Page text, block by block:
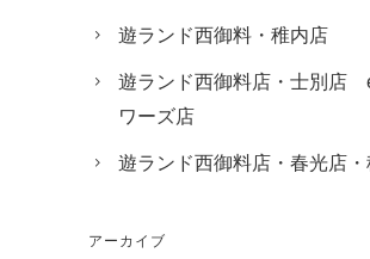
遊ランド西御料・稚内店
遊ランド西御料店・士別店
ワーズ店
遊ランド西御料店・春光店
アーカイブ